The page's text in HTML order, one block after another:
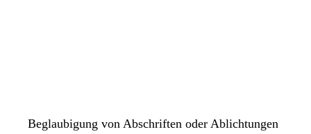
Beglaubigung von Abschriften oder Ablichtungen